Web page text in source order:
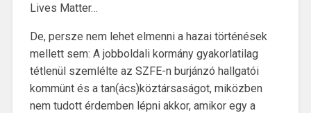
Lives Matter…
De, persze nem lehet elmenni a hazai történések
mellett sem: A jobboldali kormány gyakorlatilag
tétlenül szemlélte az SZFE-n burjánzó hallgatói
kommünt és a tan(ács)köztársaságot, miközben
nem tudott érdemben lépni akkor, amikor egy a